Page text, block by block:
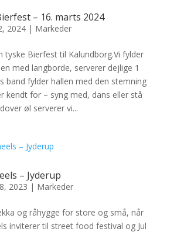
– 16. marts 2024
2024| Markeder
tyske Bierfest til Kalundborg.Vi fylder
med langborde, serverer dejlige 1
band fylder hallen med den stemning
kendt for – syng med, dans eller stå
øl serverer vi...
– Jyderup
2023 | Markeder
og råhygge for store og små, når
inviterer til street food festival og Jul